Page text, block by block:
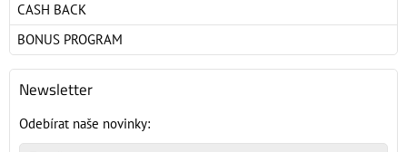
CASH BACK
BONUS PROGRAM
Newsletter
Odebírat naše novinky: